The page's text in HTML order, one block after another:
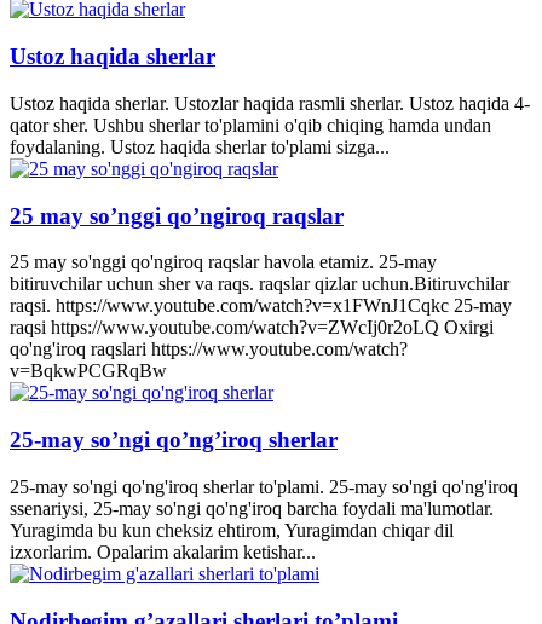
Ustoz haqida sherlar
Ustoz haqida sherlar. Ustozlar haqida rasmli sherlar. Ustoz haqida 4-
qator sher. Ushbu sherlar to'plamini o'qib chiqing hamda undan
foydalaning. Ustoz haqida sherlar to'plami sizga...
25 may so’nggi qo’ngiroq raqslar
25 may so'nggi qo'ngiroq raqslar havola etamiz. 25-may
bitiruvchilar uchun sher va raqs. raqslar qizlar uchun.Bitiruvchilar
raqsi. https://www.youtube.com/watch?v=x1FWnJ1Cqkc 25-may
raqsi https://www.youtube.com/watch?v=ZWcIj0r2oLQ Oxirgi
qo'ng'iroq raqslari https://www.youtube.com/watch?
v=BqkwPCGRqBw
25-may so’ngi qo’ng’iroq sherlar
25-may so'ngi qo'ng'iroq sherlar to'plami. 25-may so'ngi qo'ng'iroq
ssenariysi, 25-may so'ngi qo'ng'iroq barcha foydali ma'lumotlar.
Yuragimda bu kun cheksiz ehtirom, Yuragimdan chiqar dil
izxorlarim. Opalarim akalarim ketishar...